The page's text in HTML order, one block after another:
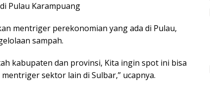
Pulau Karampuang
mentriger perekonomian yang ada di Pulau,
sampah.
kabupaten dan provinsi, Kita ingin spot ini bisa
sektor lain di Sulbar,” ucapnya.